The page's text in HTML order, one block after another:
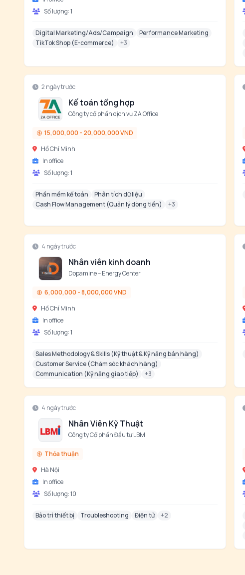
Số lượng:1
Digital Marketing/Ads/Campaign
Performance Marketing
TikTok Shop (E-commerce)
+3
2 ngày trước
Kế toán tổng hợp
Công ty cổ phần dịch vụ ZA Office
15,000,000 - 20,000,000 VND
Hồ Chí Minh
In office
Số lượng:1
Phần mềm kế toán
Phân tích dữ liệu
Cash Flow Management (Quản lý dòng tiền)
+3
4 ngày trước
Nhân viên kinh doanh
Dopamine – Energy Center
6,000,000 - 8,000,000 VND
Hồ Chí Minh
In office
Số lượng:1
Sales Methodology & Skills (Kỹ thuật & Kỹ năng bán hàng)
Customer Service (Chăm sóc khách hàng)
Communication (Kỹ năng giao tiếp)
+3
4 ngày trước
Nhân Viên Kỹ Thuật
Công ty Cổ phần Đầu tư LBM
Thỏa thuận
Hà Nội
In office
Số lượng:10
Bảo trì thiết bị Troubleshooting Điện tử +2